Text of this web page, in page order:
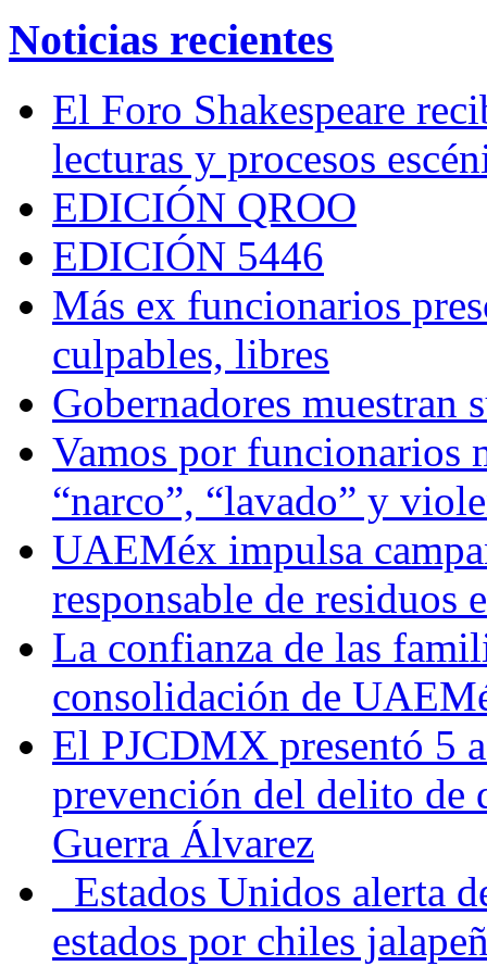
Noticias recientes
El Foro Shakespeare
lecturas y procesos
EDICIÓN QROO
EDICIÓN 5446
Más ex funcionarios
culpables, libres
Gobernadores muestran
Vamos por funcionarios
“narco”, “lavado” y
UAEMéx impulsa
responsable de residuos
La confianza de las
consolidación de
El PJCDMX presentó 5
prevención del delito de
Guerra Álvarez
Estados Unidos alerta
estados por chiles